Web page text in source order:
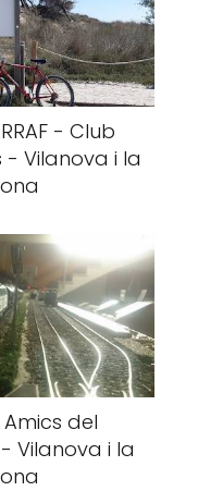
- Club
- Vilanova i la
Amics del
Vilanova i la